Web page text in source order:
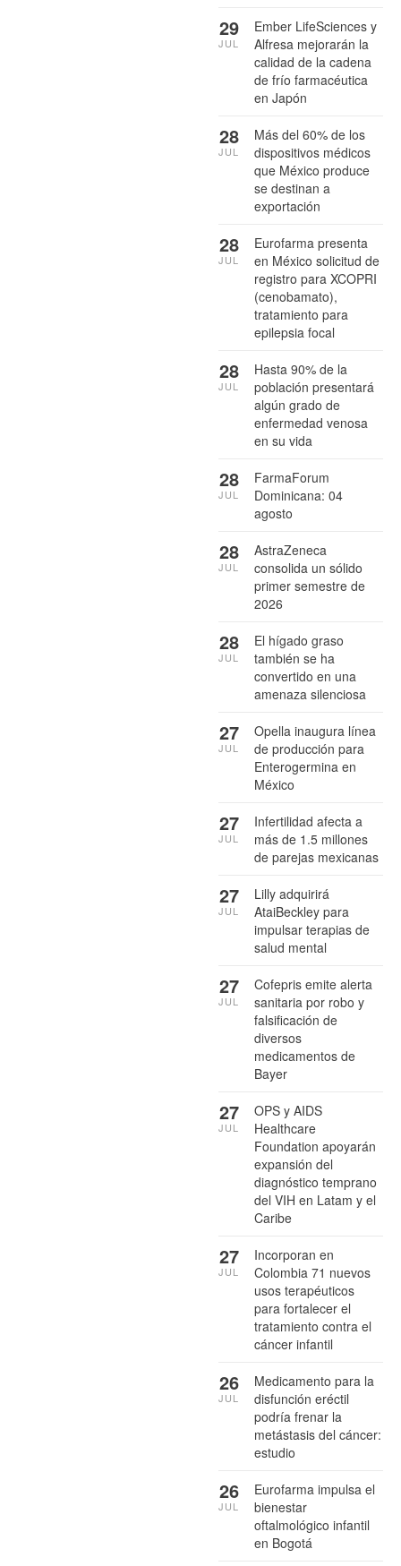
Ember LifeSciences y
Alfresa mejorarán la
calidad de la cadena
de frío farmacéutica
en Japón
29
JUL
Más del 60% de los
dispositivos médicos
que México produce
se destinan a
exportación
28
JUL
Eurofarma presenta
en México solicitud de
registro para XCOPRI
(cenobamato),
tratamiento para
epilepsia focal
28
JUL
Hasta 90% de la
población presentará
algún grado de
enfermedad venosa
en su vida
28
JUL
FarmaForum
Dominicana: 04
agosto
28
JUL
AstraZeneca
consolida un sólido
primer semestre de
2026
28
JUL
El hígado graso
también se ha
convertido en una
amenaza silenciosa
28
JUL
Opella inaugura línea
de producción para
Enterogermina en
México
27
JUL
Infertilidad afecta a
más de 1.5 millones
de parejas mexicanas
27
JUL
Lilly adquirirá
AtaiBeckley para
impulsar terapias de
salud mental
27
JUL
Cofepris emite alerta
sanitaria por robo y
falsificación de
diversos
medicamentos de
Bayer
27
JUL
OPS y AIDS
Healthcare
Foundation apoyarán
expansión del
diagnóstico temprano
del VIH en Latam y el
Caribe
27
JUL
Incorporan en
Colombia 71 nuevos
usos terapéuticos
para fortalecer el
tratamiento contra el
cáncer infantil
27
JUL
Medicamento para la
disfunción eréctil
podría frenar la
metástasis del cáncer:
estudio
26
JUL
Eurofarma impulsa el
bienestar
oftalmológico infantil
en Bogotá
26
JUL